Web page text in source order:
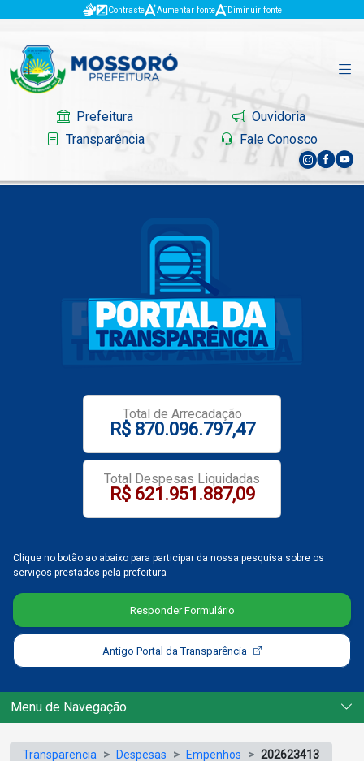
Contraste Aumentar fonte Diminuir fonte
Prefeitura
Ouvidoria
Transparência
Fale Conosco
Total de Arrecadação
R$ 870.096.797,47
Total Despesas Liquidadas
R$ 621.951.887,09
Clique no botão ao abaixo para participar da nossa pesquisa sobre os
serviços prestados pela prefeitura
Responder Formulário
Antigo Portal da Transparência
Menu de Navegação
Transparencia Despesas Empenhos 202623413